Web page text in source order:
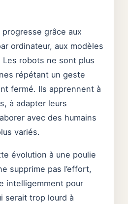
grâce aux
ordinateur, aux modèles
Les robots ne sont plus
répétant un geste
fermé. Ils apprennent à
à adapter leurs
avec des humains
variés.
évolution à une poulie
supprime pas l’effort,
intelligemment pour
serait trop lourd à